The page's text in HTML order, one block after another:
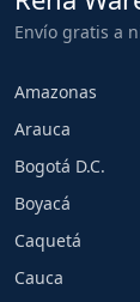
Envío gratis a
Amazonas
Arauca
Bogotá D.C.
Boyacá
Caquetá
Cauca